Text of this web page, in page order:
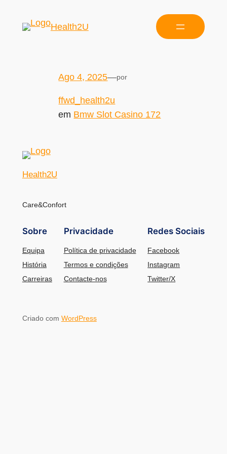
Health2U
Ago 4, 2025—por
ffwd_health2u
em Bmw Slot Casino 172
Health2U
Care&Confort
Sobre
Equipa
História
Carreiras
Privacidade
Política de privacidade
Termos e condições
Contacte-nos
Redes Sociais
Facebook
Instagram
Twitter/X
Criado com WordPress